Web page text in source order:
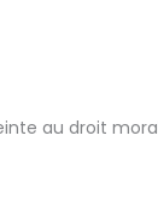
au droit